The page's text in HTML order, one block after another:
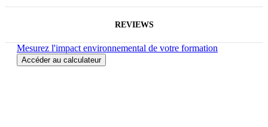
REVIEWS
Mesurez l'impact environnemental de votre formation
Accéder au calculateur